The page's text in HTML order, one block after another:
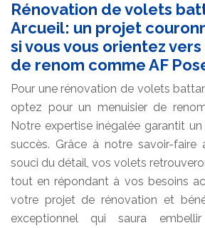
Rénovation de volets
Arcueil: un projet
si vous vous orientez
de renom comme AF
Pour une rénovation de volets
optez pour un menuisier de
Notre expertise inégalée garantit
succès. Grâce à notre savoir-faire
souci du détail, vos volets
tout en répondant à vos besoins
votre projet de rénovation et
exceptionnel qui saura